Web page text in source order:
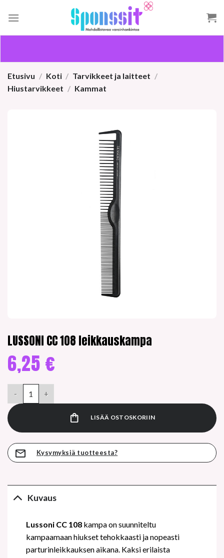
Etusivu / Koti / Tarvikkeet ja laitteet /
Hiustarvikkeet / Kammat
LUSSONI CC 108 leikkauskampa
6,25 €
LISÄÄ OSTOSKORIIN
Kysymyksiä tuotteesta?
Kuvaus
Lussoni CC 108kampa on suunniteltu
kampaamaan hiukset tehokkaasti ja nopeasti
parturinleikkauksen aikana. Kaksi erilaista